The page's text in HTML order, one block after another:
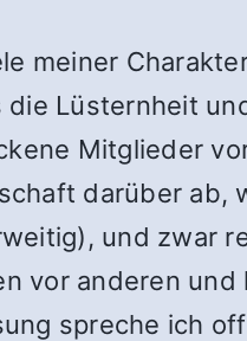
meiner
Lüsternheit
Mitglieder
darüber ab,
und zwar
vor anderen
spreche ich